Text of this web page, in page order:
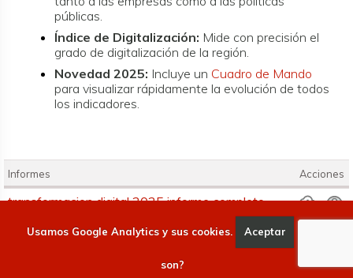
públicas.
Índice de Digitalización: Mide con precisión el
grado de digitalización de la región.
Novedad 2025: Incluye un Cuadro de Mando
para visualizar rápidamente la evolución de todos
los indicadores.
Informes
Informes Acciones
transformacion digital 2025 informe completo
transformacion digital 2025 informe ejecutivo
transformacion digital 2025 cuadro de mando-1
Usamos Google Analytics y sus cookies. Aceptar
son?